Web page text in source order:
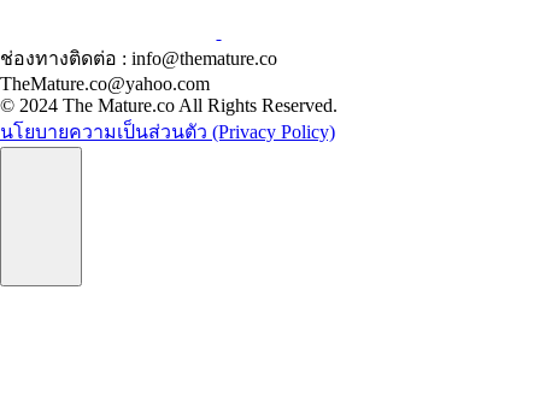
ช่องทางติดต่อ : info@themature.co
TheMature.co@yahoo.com
© 2024 The Mature.co All Rights Reserved.
นโยบายความเป็นส่วนตัว (Privacy Policy)